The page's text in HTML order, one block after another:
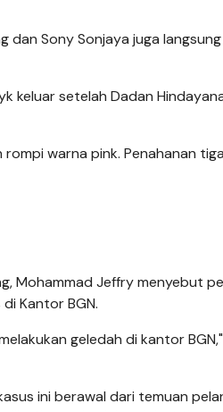
dan Sony Sonjaya juga
keluar setelah Dadan
warna pink. Penahanan
Mohammad Jeffry menyebut
Kantor BGN.
geledah di kantor
ini berawal dari temuan